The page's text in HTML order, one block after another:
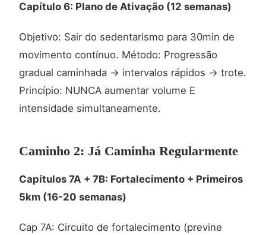
Capítulo 6: Plano de Ativação (12 semanas)
Objetivo: Sair do sedentarismo para 30min de
movimento contínuo. Método: Progressão
gradual caminhada → intervalos rápidos → trote.
Princípio: NUNCA aumentar volume E
intensidade simultaneamente.
Caminho 2: Já Caminha Regularmente
Capítulos 7A + 7B: Fortalecimento + Primeiros
5km (16-20 semanas)
Cap 7A: Circuito de fortalecimento (previne